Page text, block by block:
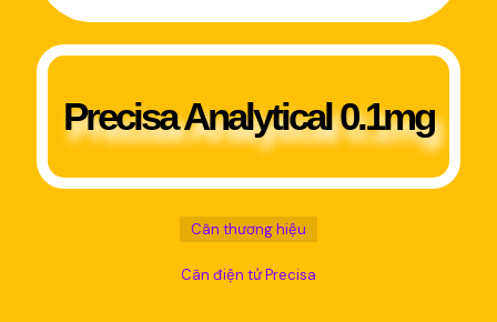
Precisa Analytical 0.1mg
Cân thương hiệu
Cân điện tử Precisa